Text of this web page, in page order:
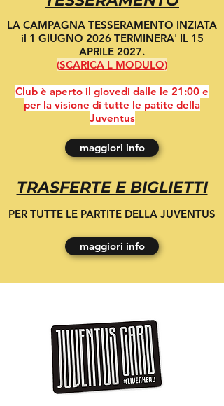
LA CAMPAGNA TESSERAMENTO INZIATA
il 1 GIUGNO 2026 TERMINERA' IL 15
APRILE 2027.
(SCARICA L MODULO)
Club è aperto il giovedi dalle le 21:00 e
per la visione di tutte le patite della
Juventus
maggiori info
TRASFERTE E BIGLIETTI
PER TUTTE LE PARTITE DELLA JUVENTUS
maggiori info